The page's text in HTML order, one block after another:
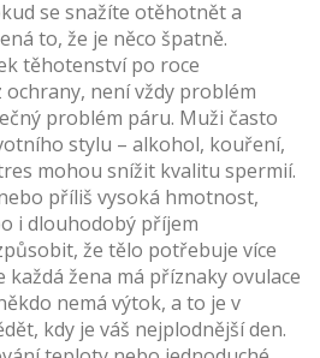
se snažíte otěhotnět a
to, že je něco špatně.
těhotenství po roce
není vždy problém
problém páru. Muži často
stylu – alkohol, kouření,
mohou snížit kvalitu spermií.
příliš vysoká hmotnost,
i dlouhodobý příjem
že tělo potřebuje více
každá žena má příznaky ovulace
nemá výtok, a to je v
kdy je váš nejplodnější den.